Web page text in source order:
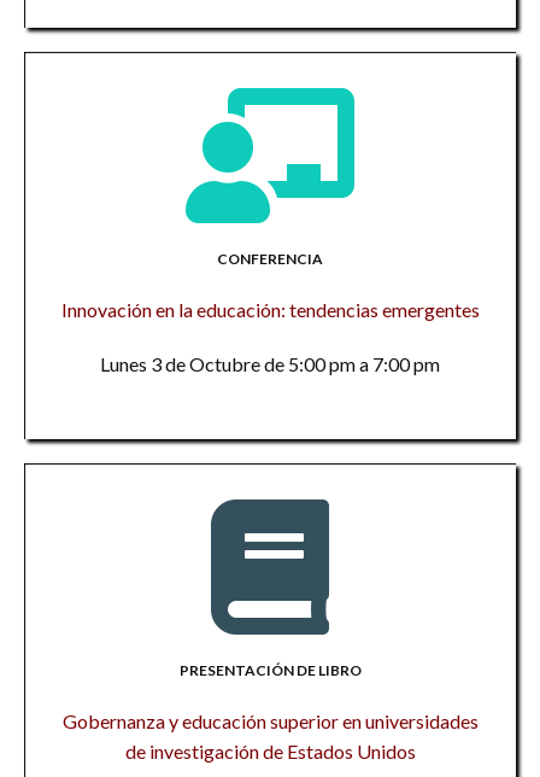
CONFERENCIA
Innovación en la educación: tendencias emergentes
Lunes 3 de Octubre de 5:00 pm a 7:00 pm
PRESENTACIÓN DE LIBRO
Gobernanza y educación superior en universidades
de investigación de Estados Unidos